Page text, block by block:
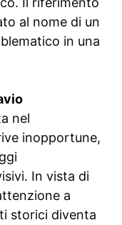
al nome di un
in una
nel
inopportune,
In vista di
a
storici diventa